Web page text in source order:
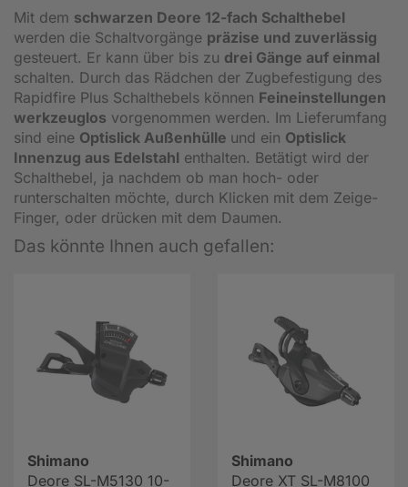
Mit dem schwarzen Deore 12-fach Schalthebel
werden die Schaltvorgänge präzise und zuverlässig
gesteuert. Er kann über bis zu drei Gänge auf einmal
schalten. Durch das Rädchen der Zugbefestigung des
Rapidfire Plus Schalthebels können Feineinstellungen
werkzeuglos vorgenommen werden. Im Lieferumfang
sind eine Optislick Außenhülle und ein Optislick
Innenzug aus Edelstahl enthalten. Betätigt wird der
Schalthebel, ja nachdem ob man hoch- oder
runterschalten möchte, durch Klicken mit dem Zeige-
Finger, oder drücken mit dem Daumen.
Das könnte Ihnen auch gefallen:
Shimano
Deore SL-M5130 10-
Shimano
Deore XT SL-M8100